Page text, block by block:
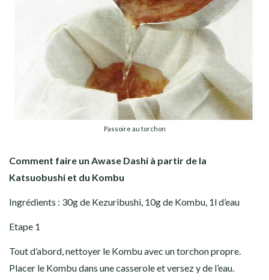
Passoire au torchon
Comment faire un Awase Dashi à partir de la
Katsuobushi et du Kombu
Ingrédients : 30g de Kezuribushi, 10g de Kombu, 1l d’eau
Etape 1
Tout d’abord, nettoyer le Kombu avec un torchon propre.
Placer le Kombu dans une casserole et versez y de l’eau.